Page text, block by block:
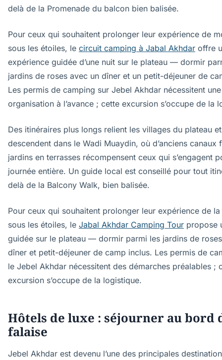
delà de la Promenade du balcon bien balisée.
Pour ceux qui souhaitent prolonger leur expérience de
sous les étoiles, le circuit camping à Jabal Akhdar offre
expérience guidée d’une nuit sur le plateau — dormir
jardins de roses avec un dîner et un petit-déjeuner de
Les permis de camping sur Jebel Akhdar nécessitent une
organisation à l’avance ; cette excursion s’occupe de la
Des itinéraires plus longs relient les villages du plateau et
descendent dans le Wadi Muaydin, où d’anciens canaux
jardins en terrasses récompensent ceux qui s’engagent
journée entière. Un guide local est conseillé pour tout
delà de la Balcony Walk, bien balisée.
Pour ceux qui souhaitent prolonger leur expérience de
sous les étoiles, le Jabal Akhdar Camping Tour propose
guidée sur le plateau — dormir parmi les jardins de
dîner et petit-déjeuner de camp inclus. Les permis de
le Jebel Akhdar nécessitent des démarches préalables ;
excursion s’occupe de la logistique.
Hôtels de luxe : séjourner au bord
falaise
Jebel Akhdar est devenu l’une des principales